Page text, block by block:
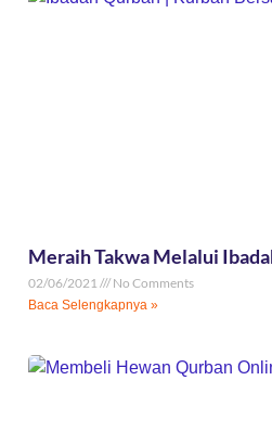
Meraih Takwa Melalui
02/06/2021 No Comments
Baca Selengkapnya »